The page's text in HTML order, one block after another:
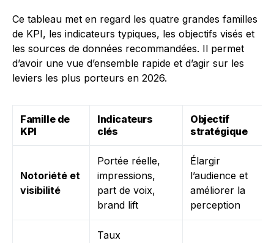
Ce tableau met en regard les quatre grandes familles
de KPI, les indicateurs typiques, les objectifs visés et
les sources de données recommandées. Il permet
d’avoir une vue d’ensemble rapide et d’agir sur les
leviers les plus porteurs en 2026.
Famille de
KPI
Indicateurs
clés
Objectif
stratégique
Notoriété et
visibilité
Portée réelle,
impressions,
part de voix,
brand lift
Élargir
l’audience et
améliorer la
perception
Taux